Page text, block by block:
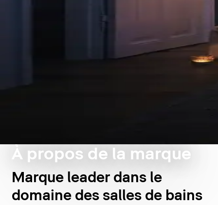
À propos de la marque
Marque leader dans le
domaine des salles de bains